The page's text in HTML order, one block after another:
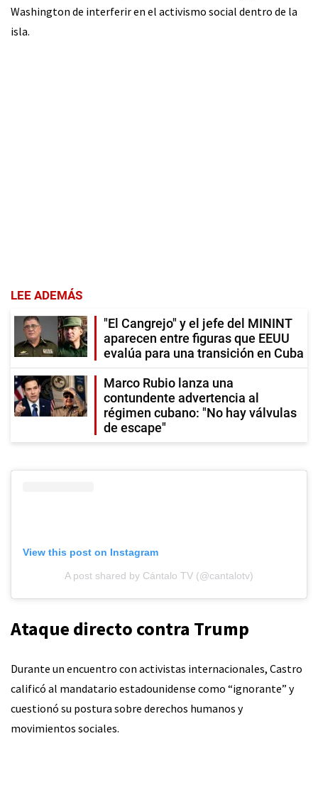
Washington de interferir en el activismo social dentro de la
isla.
LEE ADEMÁS
"El Cangrejo" y el jefe del MININT
aparecen entre figuras que EEUU
evalúa para una transición en Cuba
Marco Rubio lanza una
contundente advertencia al
régimen cubano: "No hay válvulas
de escape"
View this post on Instagram
A post shared by Cántalo TV (@cantalotv)
Ataque directo contra Trump
Durante un encuentro con activistas internacionales, Castro
calificó al mandatario estadounidense como “ignorante” y
cuestionó su postura sobre derechos humanos y
movimientos sociales.